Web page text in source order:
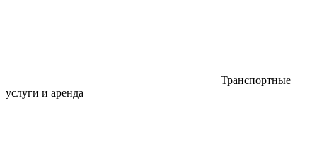
Транспортные
услуги и аренда